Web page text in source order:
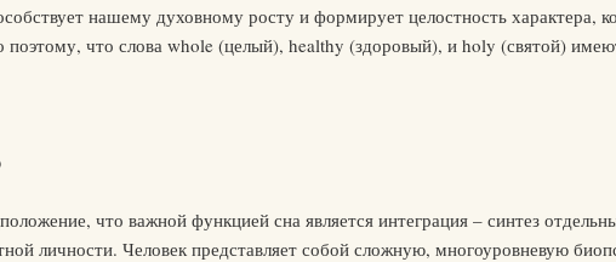
нашему духовному росту и формирует целостность характера,
поэтому, что слова whole (целый), healthy (здоровый), и holy (святой)
что важной функцией сна является интеграция – синтез
личности. Человек представляет собой сложную, многоуровневую